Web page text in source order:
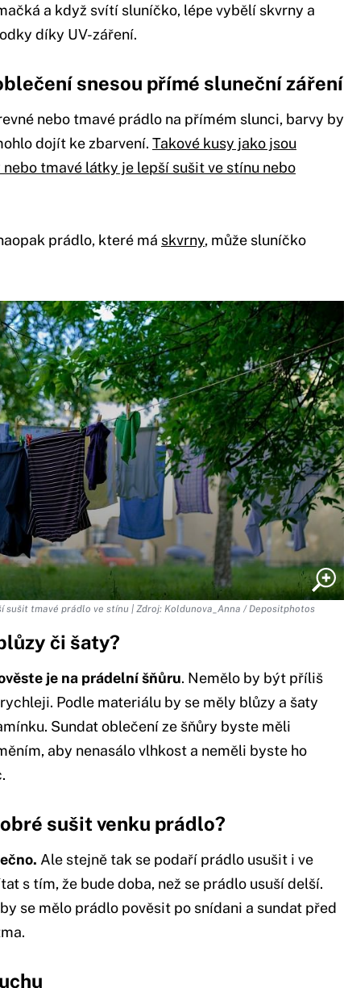
a když svítí sluníčko, lépe vybělí skvrny a
díky UV-záření.
snesou přímé sluneční záření
nebo tmavé prádlo na přímém slunci, barvy by
dojít ke zbarvení. Takové kusy jako jsou
tmavé látky je lepší sušit ve stínu nebo
prádlo, které má skvrny, může sluníčko
tmavé prádlo ve stínu | Zdroj: Koldunova_Anna / Depositphotos
či šaty?
je na prádelní šňůru. Nemělo by být příliš
Podle materiálu by se měly blůzy a šaty
Sundat oblečení ze šňůry byste měli
aby nenasálo vlhkost a neměli byste ho
sušit venku prádlo?
Ale stejně tak se podaří prádlo usušit i ve
s tím, že bude doba, než se prádlo usuší delší.
se mělo prádlo pověsit po snídani a sundat před